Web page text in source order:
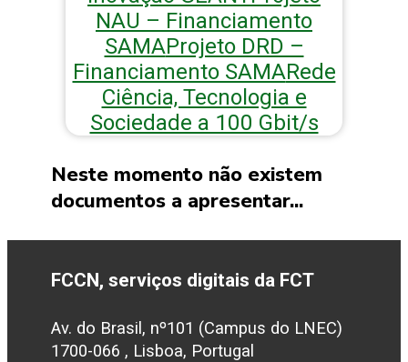
NAU – Financiamento
SAMAProjeto DRD –
Financiamento SAMARede
Ciência, Tecnologia e
Sociedade a 100 Gbit/s
Neste momento não existem
documentos a apresentar...
FCCN, serviços digitais da FCT
Av. do Brasil, nº101 (Campus do LNEC)
1700-066 , Lisboa, Portugal